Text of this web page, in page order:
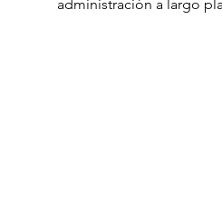
administración a largo